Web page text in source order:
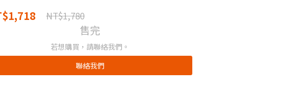
NT$1,780
售完
若想購買，請聯絡我們。
聯絡我們